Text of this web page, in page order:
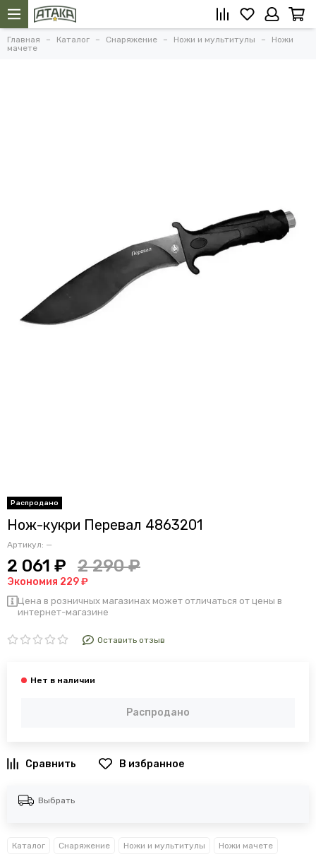
Главная Каталог Снаряжение Ножи и мультитулы
Ножи
мачете
Нож-кукри Перевал 4863201
Артикул: —
2 061 ₽ 2 290 ₽
Экономия 229 ₽
Цена в розничных магазинах может отличаться от цены в
интернет-магазине
Оставить отзыв
Распродано
В избранное
Выбрать
Каталог Снаряжение Ножи и мультитулы Ножи мачете